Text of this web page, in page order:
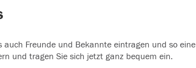
Freunde und Bekannte eintragen und so eine
und tragen Sie sich jetzt ganz bequem ein.